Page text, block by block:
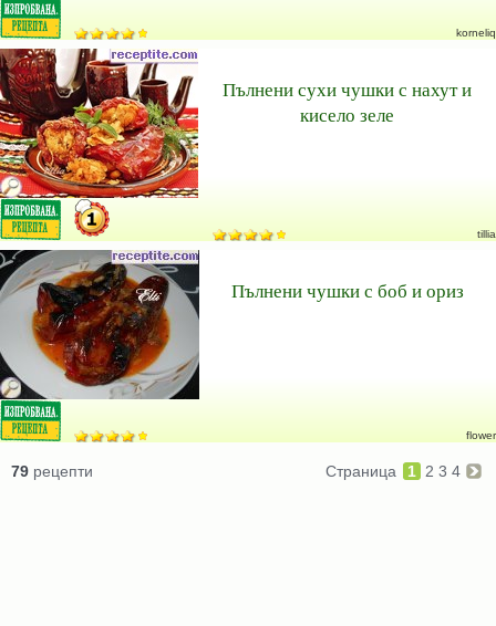
korneliq
Пълнени сухи чушки с нахут и
кисело зеле
tillia
Пълнени чушки с боб и ориз
flower
79 рецепти Страница 1 2 3 4